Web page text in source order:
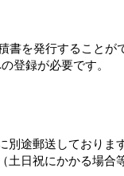
を発行することが
登録が必要です。
途郵送しております
日祝にかかる場合